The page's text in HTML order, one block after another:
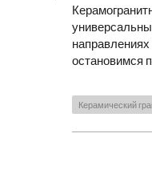
остановимся
Керамический